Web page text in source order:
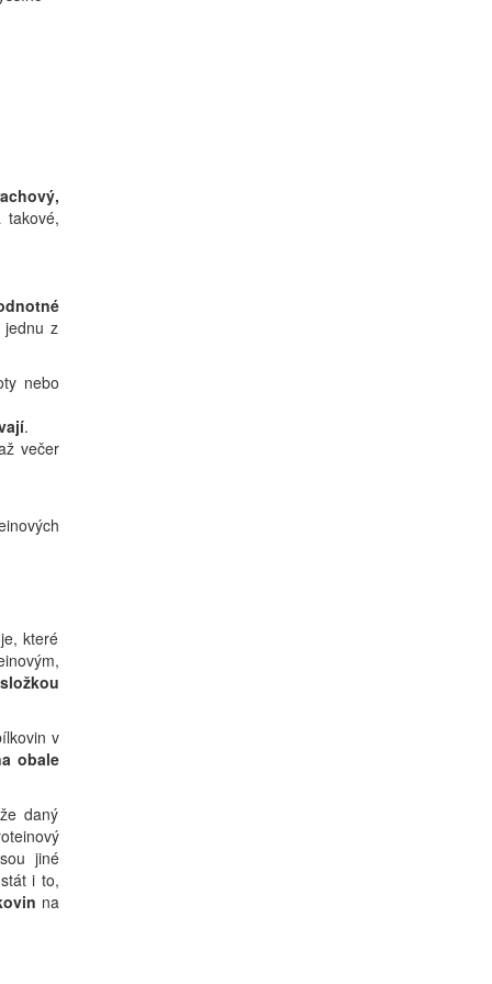
takové,
jednu z
nebo
.
večer
které
v
obale
daný
jiné
i to,
na